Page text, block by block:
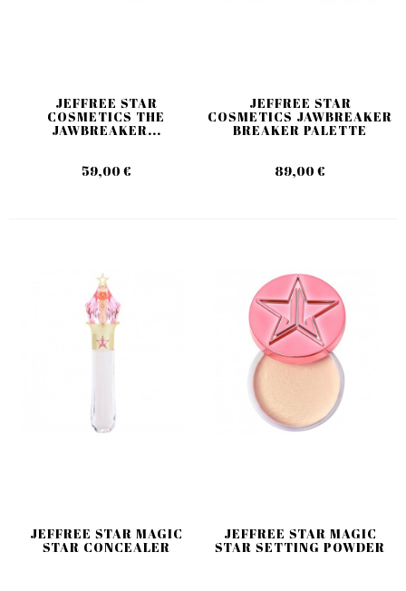
JEFFREE STAR
COSMETICS THE
JAWBREAKER...
59,00 €
JEFFREE STAR
COSMETICS JAWBREAKER
BREAKER PALETTE
89,00 €
JEFFREE STAR MAGIC
STAR CONCEALER
JEFFREE STAR MAGIC
STAR SETTING POWDER